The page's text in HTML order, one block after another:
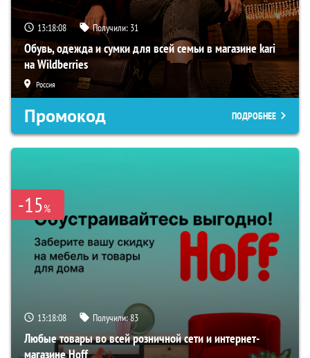
13:18:06 Получили: 31
Обувь, одежда и сумки для всей семьи в магазине kari
на Wildberries
Россия
Промокод ПОДРОБНЕЕ
-15%
13:18:06 Получили:83
Любые товары во всей розничной сети и интернет-
магазине Hoff